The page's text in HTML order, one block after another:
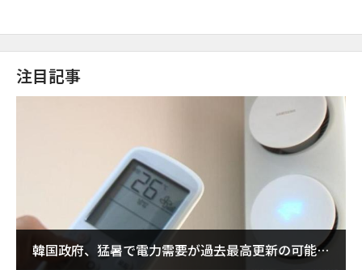
注目記事
韓国政府、猛暑で電力需要が過去最高更新の可能性